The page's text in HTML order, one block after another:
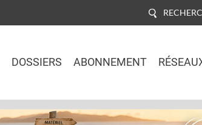
DOSSIERS ABONNEMENT